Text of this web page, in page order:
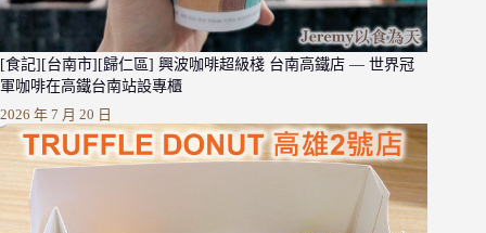
[食記][台南市][歸仁區] 興波咖啡超級棧 台南高鐵店 — 世界冠
軍咖啡在高鐵台南站設專櫃
2026 年 7 月 20 日